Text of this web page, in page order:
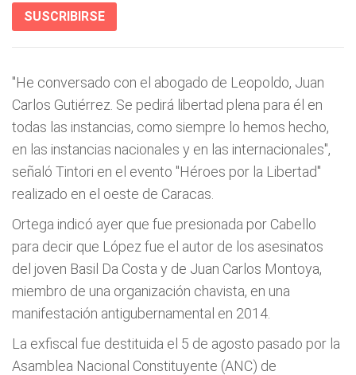
SUSCRIBIRSE
"He conversado con el abogado de Leopoldo, Juan
Carlos Gutiérrez. Se pedirá libertad plena para él en
todas las instancias, como siempre lo hemos hecho,
en las instancias nacionales y en las internacionales",
señaló Tintori en el evento "Héroes por la Libertad"
realizado en el oeste de Caracas.
Ortega indicó ayer que fue presionada por Cabello
para decir que López fue el autor de los asesinatos
del joven Basil Da Costa y de Juan Carlos Montoya,
miembro de una organización chavista, en una
manifestación antigubernamental en 2014.
La exfiscal fue destituida el 5 de agosto pasado por la
Asamblea Nacional Constituyente (ANC) de